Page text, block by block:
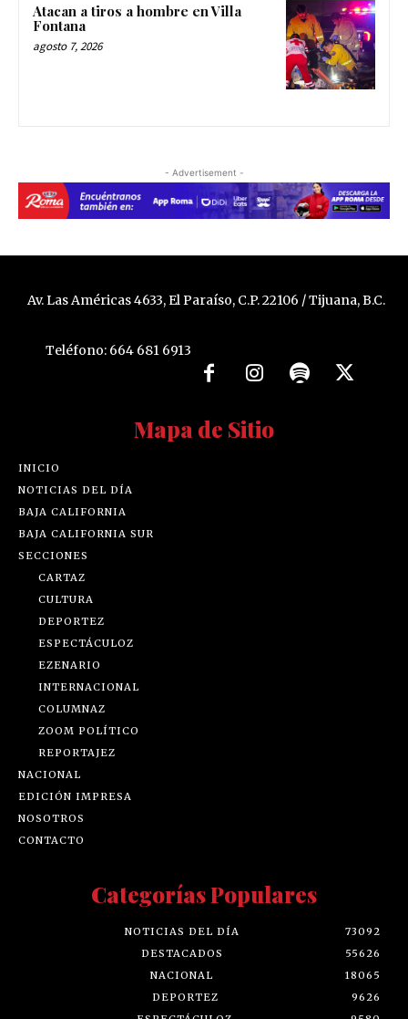
Atacan a tiros a hombre en Villa
Fontana
agosto 7, 2026
- Advertisement -
Av. Las Américas 4633, El Paraíso, C.P. 22106 / Tijuana, B.C.
Teléfono: 664 681 6913
Mapa de Sitio
INICIO
NOTICIAS DEL DÍA
BAJA CALIFORNIA
BAJA CALIFORNIA SUR
SECCIONES
CARTAZ
CULTURA
DEPORTEZ
ESPECTÁCULOZ
EZENARIO
INTERNACIONAL
COLUMNAZ
ZOOM POLÍTICO
REPORTAJEZ
NACIONAL
EDICIÓN IMPRESA
NOSOTROS
CONTACTO
Categorías Populares
NOTICIAS DEL DÍA
73092
DESTACADOS
55626
NACIONAL
18065
DEPORTEZ
9626